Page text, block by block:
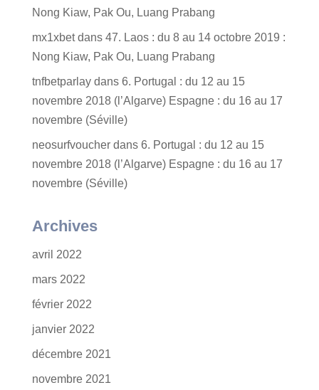
Nong Kiaw, Pak Ou, Luang Prabang
mx1xbetdans 47. Laos : du 8 au 14 octobre 2019 :
Nong Kiaw, Pak Ou, Luang Prabang
tnfbetparlaydans 6. Portugal : du 12 au 15
novembre 2018 (l’Algarve) Espagne : du 16 au 17
novembre (Séville)
neosurfvoucherdans 6. Portugal : du 12 au 15
novembre 2018 (l’Algarve) Espagne : du 16 au 17
novembre (Séville)
Archives
avril 2022
mars 2022
février 2022
janvier 2022
décembre 2021
novembre 2021